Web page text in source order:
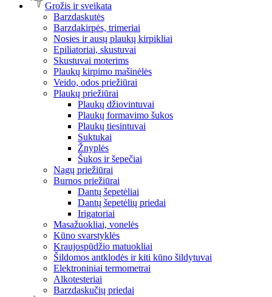
Grožis ir sveikata
Barzdaskutės
Barzdakirpės, trimeriai
Nosies ir ausų plaukų kirpikliai
Epiliatoriai, skustuvai
Skustuvai moterims
Plaukų kirpimo mašinėlės
Veido, odos priežiūrai
Plaukų priežiūrai
Plaukų džiovintuvai
Plaukų formavimo šukos
Plaukų tiesintuvai
Suktukai
Žnyplės
Šukos ir šepečiai
Nagų priežiūrai
Burnos priežiūrai
Dantų šepetėliai
Dantų šepetėlių priedai
Irigatoriai
Masažuokliai, vonelės
Kūno svarstyklės
Kraujospūdžio matuokliai
Šildomos antklodės ir kiti kūno šildytuvai
Elektroniniai termometrai
Alkotesteriai
Barzdaskučių priedai